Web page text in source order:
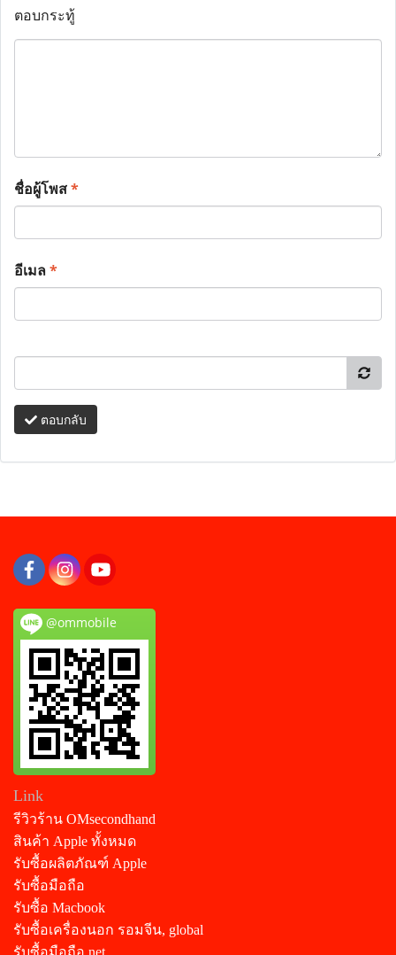
ตอบกระทู้
ชื่อผู้โพส*
อีเมล*
ตอบกลับ
@ommobile
Link
รีวิวร้าน OMsecondhand
สินค้า Apple ทั้งหมด
รับซื้อผลิตภัณฑ์ Apple
รับซื้อมือถือ
รับซื้อ Macbook
รับซื้อเครื่องนอก รอมจีน, global
รับซื้อมือถือ.net